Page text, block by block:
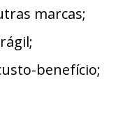
marcas;
benefício;